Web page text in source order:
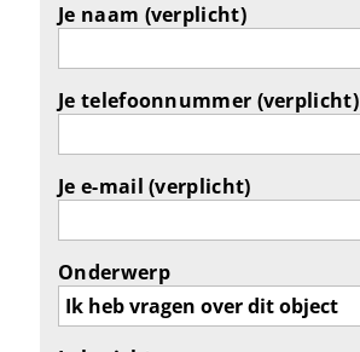
Je naam (verplicht)
Je telefoonnummer (verplicht)
Je e-mail (verplicht)
Onderwerp